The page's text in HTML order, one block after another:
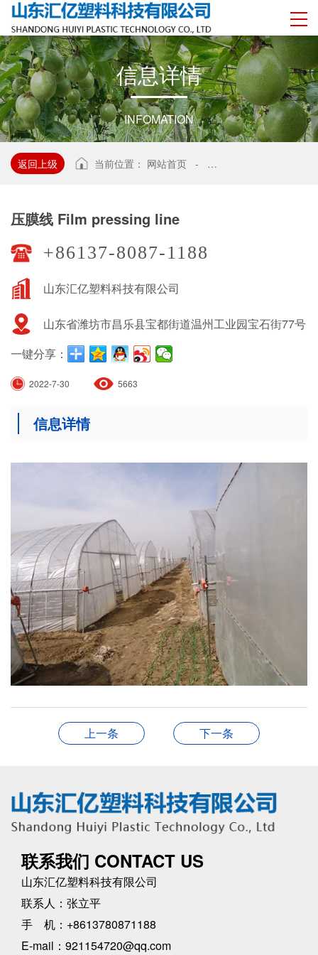
信息详情
INFOMATION
返回上级 当前位置： 网站首页 - 压膜线 Film pressing line
压膜线 Film pressing line
+86137-8087-1188
山东汇亿塑料科技有限公司
山东省潍坊市昌乐县宝都街道温州工业园宝石街77号
一键分享：
2022-7-30 5663
信息详情
上一条 下一条
联系我们 CONTACT US
山东汇亿塑料科技有限公司
联系人：张立平
手 机：+8613780871188
E-mail：921154720@qq.com